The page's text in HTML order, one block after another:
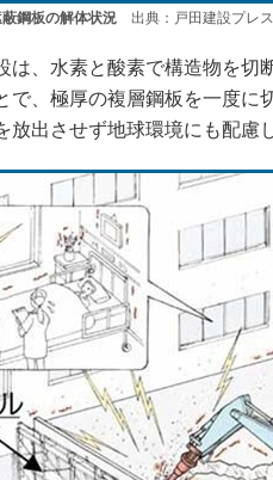
鋼板の解体状況出典：戸田建設プレス
、水素と酸素で構造物を切
で、極厚の複層鋼板を一度に
放出させず地球環境にも配慮